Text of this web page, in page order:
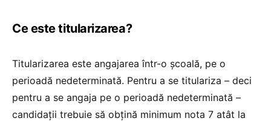
Ce este titularizarea?
Titularizarea este angajarea într-o școală, pe o
perioadă nedeterminată. Pentru a se titulariza – deci
pentru a se angaja pe o perioadă nedeterminată –
candidații trebuie să obțină minimum nota 7 atât la